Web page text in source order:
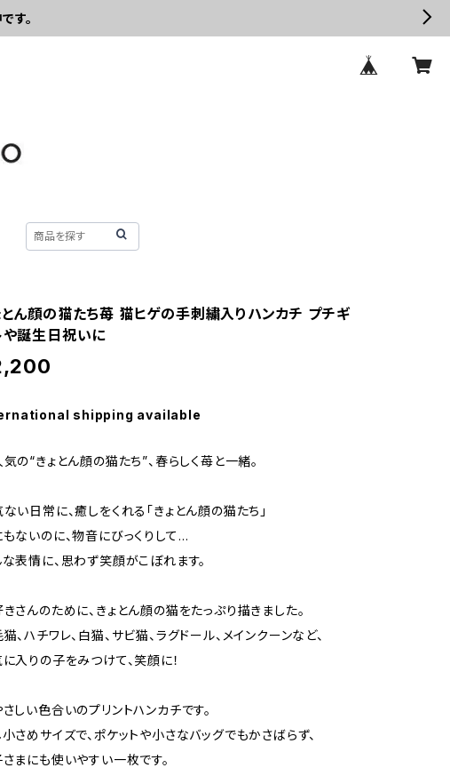
す。
とん顔の猫たち苺 猫ヒゲの手刺繍入りハンカチ プチギ
や誕生日祝いに
shipping available
の“きょとん顔の猫たち”、春らしく苺と一緒。
い日常に、癒しをくれる「きょとん顔の猫たち」
ないのに、物音にびっくりして…
表情に、思わず笑顔がこぼれます。
さんのために、きょとん顔の猫をたっぷり描きました。
、ハチワレ、白猫、サビ猫、ラグドール、メインクーンなど、
に入りの子をみつけて、笑顔に！
しい色合いのプリントハンカチです。
さめサイズで、ポケットや小さなバッグでもかさばらず、
さまにも使いやすい一枚です。